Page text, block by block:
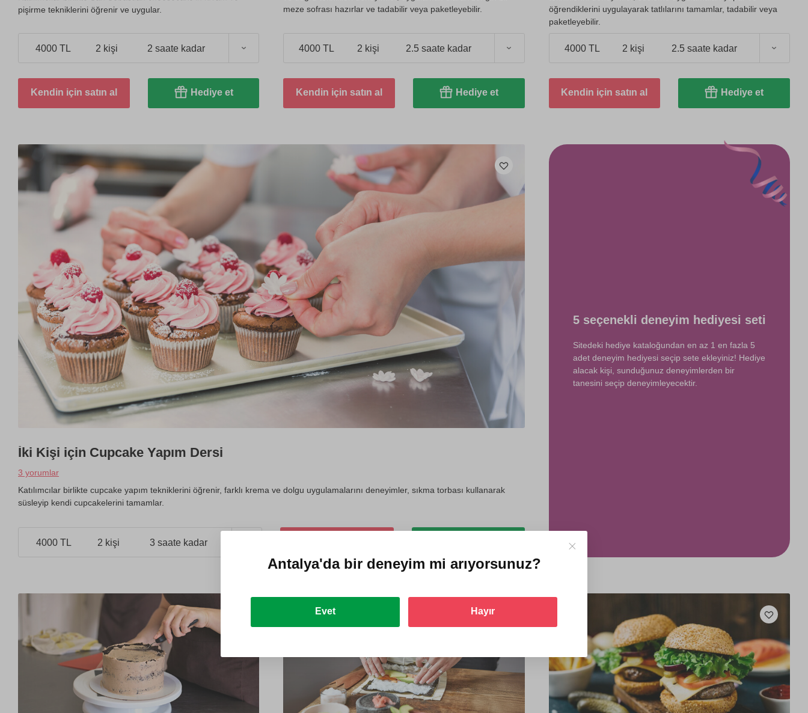
pişirme tekniklerini öğrenir ve uygular.
4000 TL 2 kişi 2 saate kadar
Kendin için satın al Hediye et
meze sofrası hazırlar ve tadabilir veya paketleyebilir.
4000 TL 2 kişi 2.5 saate kadar
Kendin için satın al Hediye et
öğrendiklerini uygulayarak tatlılarını tamamlar, tadabilir veya
paketleyebilir.
4000 TL 2 kişi 2.5 saate kadar
Kendin için satın al Hediye et
İki Kişi için Cupcake Yapım Dersi
3 yorumlar
Katılımcılar birlikte cupcake yapım tekniklerini öğrenir, farklı krema ve dolgu uygulamalarını deneyimler, sıkma torbası kullanarak
süsleyip kendi cupcakelerini tamamlar.
4000 TL 2 kişi 3 saate kadar
5 seçenekli deneyim hediyesi seti
Sitedeki hediye kataloğundan en az 1 en fazla 5
adet deneyim hediyesi seçip sete ekleyiniz! Hediye
alacak kişi, sunduğunuz deneyimlerden bir
tanesini seçip deneyimleyecektir.
Antalya'dabir deneyim mi arıyorsunuz?
Evet Hayır